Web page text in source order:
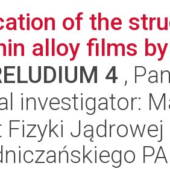
of the
alloy films
4 ,
investigator:
Fizyki